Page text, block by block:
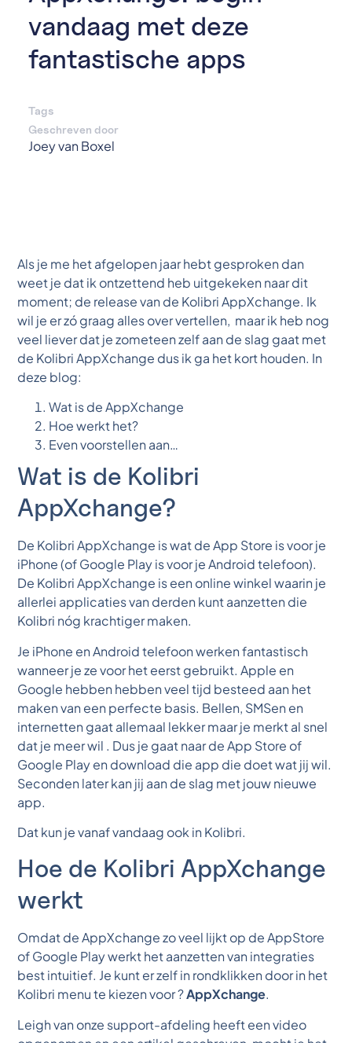
vandaag met deze
fantastische apps
Tags
Geschreven door
Joey van Boxel
Als je me het afgelopen jaar hebt gesproken dan
weet je dat ik ontzettend heb uitgekeken naar dit
moment; de release van de Kolibri AppXchange. Ik
wil je er zó graag alles over vertellen, maar ik heb nog
veel liever dat je zometeen zelf aan de slag gaat met
de Kolibri AppXchange dus ik ga het kort houden. In
deze blog:
Wat is de AppXchange
Hoe werkt het?
Even voorstellen aan…
Wat is de Kolibri
AppXchange?
De Kolibri AppXchange is wat de App Store is voor je
iPhone (of Google Play is voor je Android telefoon).
De Kolibri AppXchange is een online winkel waarin je
allerlei applicaties van derden kunt aanzetten die
Kolibri nóg krachtiger maken.
Je iPhone en Android telefoon werken fantastisch
wanneer je ze voor het eerst gebruikt. Apple en
Google hebben hebben veel tijd besteed aan het
maken van een perfecte basis. Bellen, SMSen en
internetten gaat allemaal lekker maar je merkt al snel
dat je meer wil . Dus je gaat naar de App Store of
Google Play en download die app die doet wat jij wil.
Seconden later kan jij aan de slag met jouw nieuwe
app.
Dat kun je vanaf vandaag ook in Kolibri.
Hoe de Kolibri AppXchange
werkt
Omdat de AppXchange zo veel lijkt op de AppStore
of Google Play werkt het aanzetten van integraties
best intuitief. Je kunt er zelf in rondklikken door in het
Kolibri menu te kiezen voor ?AppXchange.
Leigh van onze support-afdeling heeft een video